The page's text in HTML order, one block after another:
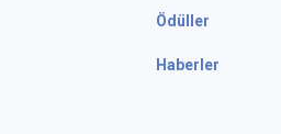
Ödüller
Haberler